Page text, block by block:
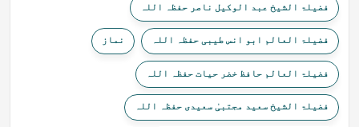
فضیلۃ الشیخ عبد الوکیل ناصر حفظہ اللہ
فضیلۃ العالم ابو انس طیبی حفظہ اللہ نماز
فضیلۃ العالم حافظ خضر حیات حفظہ اللہ
فضیلۃ الشیخ سعید مجتبیٰ سعیدی حفظہ اللہ